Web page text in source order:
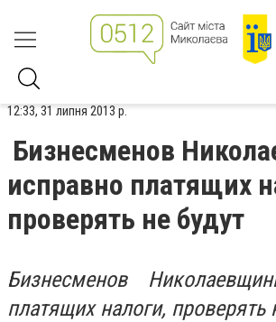
12:33, 31 липня 2013 р.
Бизнесменов
исправно платящих
проверять не будут
Бизнесменов
платящих налоги, проверять